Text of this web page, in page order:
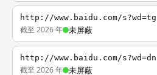
http://www.baidu.com/s?wd=tg
截至 2026 年 未屏蔽
http://www.baidu.com/s?wd=dn
截至 2026 年 未屏蔽